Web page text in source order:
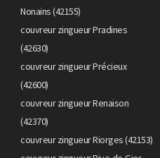
Nonains (42155)
couvreur zingueur Pradines
(42630)
couvreur zingueur Précieux
(42600)
couvreur zingueur Renaison
(42370)
couvreur zingueur Riorges (42153)